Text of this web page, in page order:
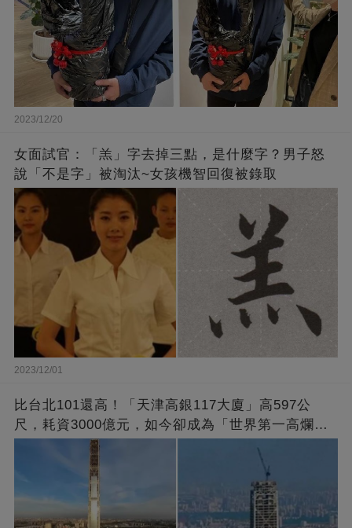
2023/12/20
女面試官：「羔」字去掉三點，是什麼字？男子怒
說「不是字」被淘汰~女孩機智回復被錄取
2023/12/01
比台北101還高！「天津高銀117大廈」高597公
尺，耗資3000億元，如今卻成為「世界第一高爛尾